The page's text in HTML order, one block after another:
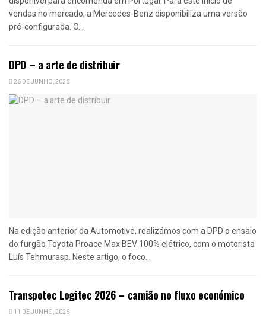
vendas no mercado, a Mercedes-Benz disponibiliza uma versão
pré-configurada. O...
DPD – a arte de distribuir
26 DE JUNHO, 2026
Na edição anterior da Automotive, realizámos com a DPD o ensaio
do furgão Toyota Proace Max BEV 100% elétrico, com o motorista
Luís Tehmurasp. Neste artigo, o foco...
Transpotec Logitec 2026 – camião no fluxo económico
11 DE JUNHO, 2026